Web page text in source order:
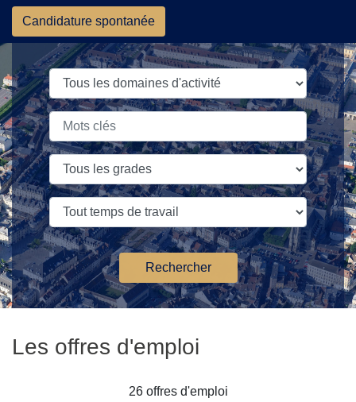
Skip to content
Candidature spontanée
Rechercher
Les offres d'emploi
26offres d'emploi